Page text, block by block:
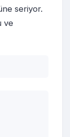
seriyor.
ve